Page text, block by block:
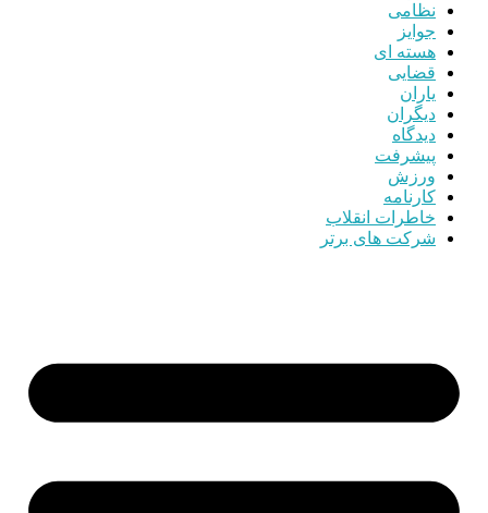
نظامی
جوایز
هسته ای
قضایی
یاران
دیگران
دیدگاه
پیشرفت
ورزش
کارنامه
خاطرات انقلاب
شرکت های برتر